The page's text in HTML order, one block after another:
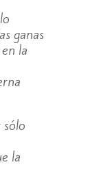
ganas
la
la